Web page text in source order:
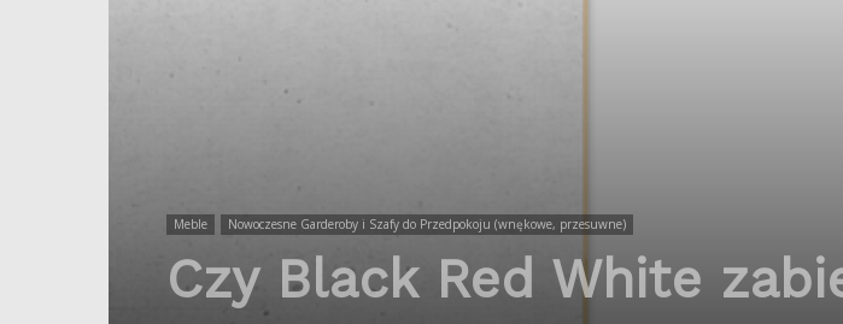
Meble Nowoczesne Garderoby i Szafy do Przedpokoju (wnękowe, przesuwne)
Czy Black Red White